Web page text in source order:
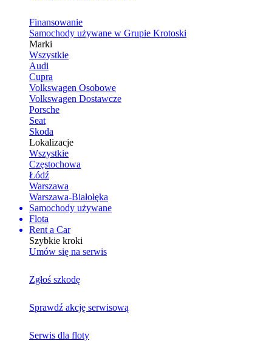
Finansowanie
Samochody używane w Grupie Krotoski
Marki
Wszystkie
Audi
Cupra
Volkswagen Osobowe
Volkswagen Dostawcze
Porsche
Seat
Skoda
Lokalizacje
Wszystkie
Częstochowa
Łódź
Warszawa
Warszawa-Białołęka
Samochody używane
Flota
Rent a Car
Szybkie kroki
Umów się na serwis
Zgłoś szkodę
Sprawdź akcję serwisową
Serwis dla floty